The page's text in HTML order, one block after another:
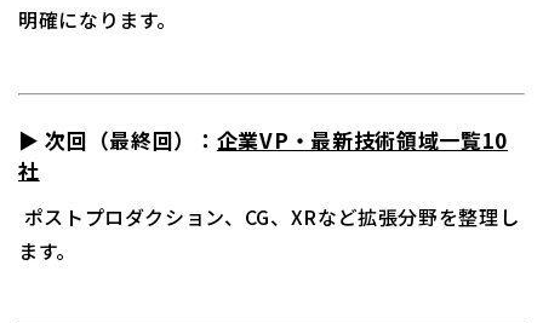
明確になります。
▶ 次回（最終回）： 企業VP・最新技術領域一覧10
社
ポストプロダクション、CG、XRなど拡張分野を整理し
ます。